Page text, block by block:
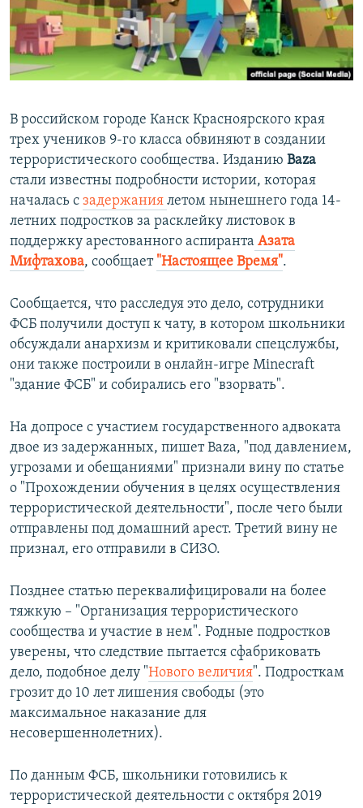
ПОБЕДИТЕЛЕЙ НЕ СУДЯТ?
КРЫМ.НЕПОКОРЕННЫЙ
ELIFBE
ПРИСОЕДИНЯЙТЕСЬ!
Все сайты RFE/RL
В российском городе Канск Красноярского края
трех учеников 9-го класса обвиняют в создании
террористического сообщества. Изданию Baza
стали известны подробности истории, которая
началась с задержания летом нынешнего года 14-
летних подростков за расклейку листовок в
поддержку арестованного аспиранта Азата
Мифтахова, сообщает "Настоящее Время".
Сообщается, что расследуя это дело, сотрудники
ФСБ получили доступ к чату, в котором школьники
обсуждали анархизм и критиковали спецслужбы,
они также построили в онлайн-игре Minecraft
"здание ФСБ" и собирались его "взорвать".
На допросе с участием государственного адвоката
двое из задержанных, пишет Baza, "под давлением,
угрозами и обещаниями" признали вину по статье
о "Прохождении обучения в целях осуществления
террористической деятельности", после чего были
отправлены под домашний арест. Третий вину не
признал, его отправили в СИЗО.
Позднее статью переквалифицировали на более
тяжкую – "Организация террористического
сообщества и участие в нем". Родные подростков
уверены, что следствие пытается сфабриковать
дело, подобное делу "Нового величия". Подросткам
грозит до 10 лет лишения свободы (это
максимальное наказание для
несовершеннолетних).
По данным ФСБ, школьники готовились к
террористической деятельности с октября 2019